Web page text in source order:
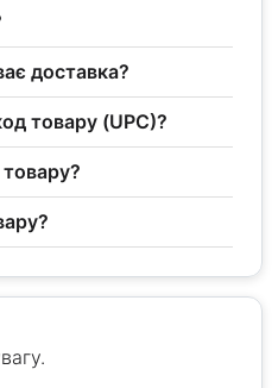
доставка?
товару (UPC)?